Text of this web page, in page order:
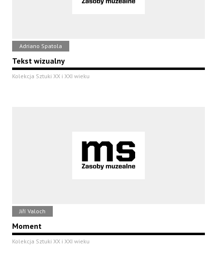
Adriano Spatola
Tekst wizualny
Kolekcja Sztuki XX i XXI wieku
Jiří Valoch
Moment
Kolekcja Sztuki XX i XXI wieku